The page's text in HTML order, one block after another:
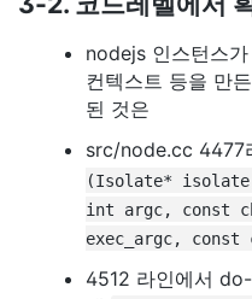
nodejs 인스턴스
컨텍스트 등을 만
된 것은
src/node.cc 4477
(Isolate*
int argc, const
exec_argc, const
4512 라인에서